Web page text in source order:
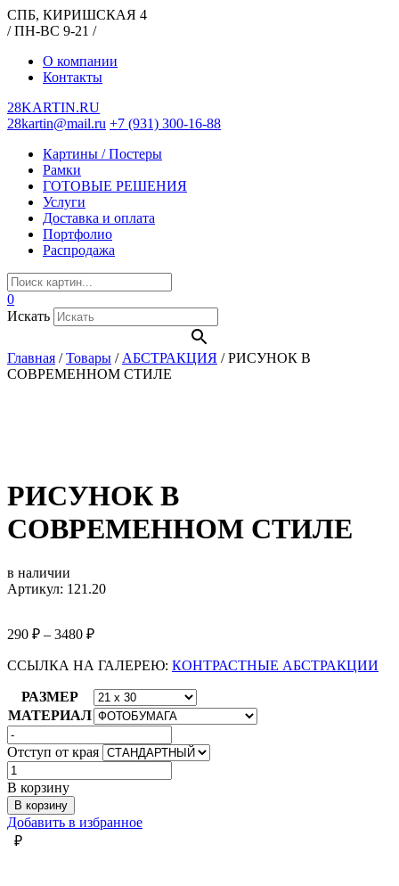
СПБ, КИРИШСКАЯ 4
/ ПН-ВС 9-21 /
О компании
Контакты
28KARTIN.RU
28kartin@mail.ru +7 (931) 300-16-88
Картины / Постеры
Рамки
ГОТОВЫЕ РЕШЕНИЯ
Услуги
Доставка и оплата
Портфолио
Распродажа
0
Искать
Главная /Товары / АБСТРАКЦИЯ /РИСУНОК В
СОВРЕМЕННОМ СТИЛЕ
РИСУНОК В
СОВРЕМЕННОМ СТИЛЕ
в наличии
Артикул: 121.20
290 ₽ – 3480 ₽
ССЫЛКА НА ГАЛЕРЕЮ: КОНТРАСТНЫЕ АБСТРАКЦИИ
РАЗМЕР
МАТЕРИАЛ
Отступ от края
Количество
товара
РИСУНОК
В
СОВРЕМЕННОМ
СТИЛЕ
В корзину
В корзину
Добавить в избранное
₽